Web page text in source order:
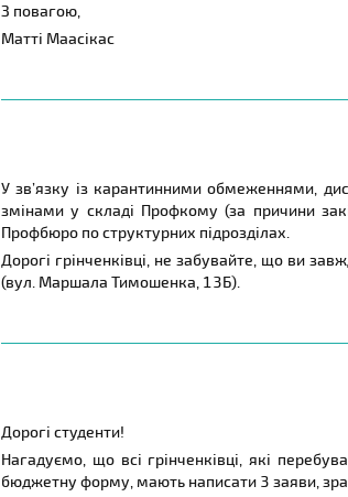
З повагою,
Матті Маасікас
У зв’язку із карантинними обмеженнями,
змінами у складі Профкому (за причини
Профбюро по структурних підрозділах.
Дорогі грінченківці, не забувайте, що ви
(вул. Маршала Тимошенка, 13Б).
Дорогі студенти!
Нагадуємо, що всі грінченківці, які
бюджетну форму, мають написати 3 заяви,